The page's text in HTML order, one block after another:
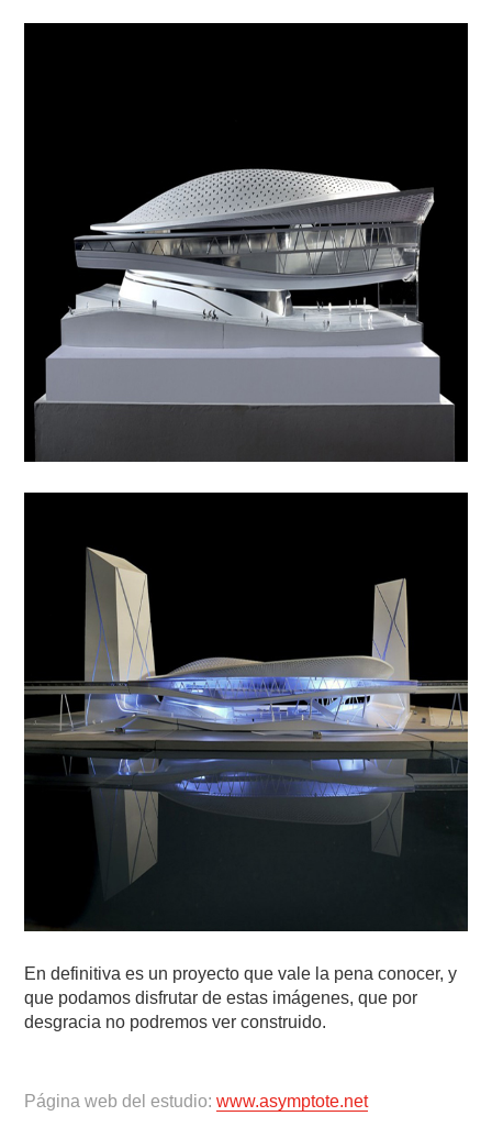
En definitiva es un proyecto que vale la pena conocer, y
que podamos disfrutar de estas imágenes, que por
desgracia no podremos ver construido.
Página web del estudio:www.asymptote.net